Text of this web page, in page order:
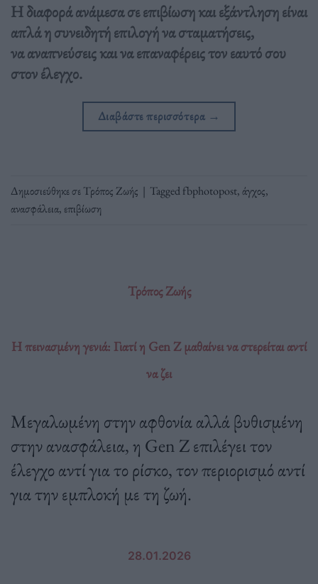
Η διαφορά ανάμεσα σε επιβίωση και εξάντληση είναι
απλά η συνειδητή επιλογή να σταματήσεις,
να αναπνεύσεις και να επαναφέρεις τον εαυτό σου
στον έλεγχο.
Διαβάστε περισσότερα →
Δημοσιεύθηκε σεΤρόπος Ζωής | Taggedfbphotopost,άγχος,
ανασφάλεια, επιβίωση
Τρόπος Ζωής
Η πεινασμένη γενιά: Γιατί η Gen Z μαθαίνει να στερείται αντί
να ζει
Μεγαλωμένη στην αφθονία αλλά βυθισμένη
στην ανασφάλεια, η Gen Z επιλέγει τον
έλεγχο αντί για το ρίσκο, τον περιορισμό αντί
για την εμπλοκή με τη ζωή.
28.01.2026